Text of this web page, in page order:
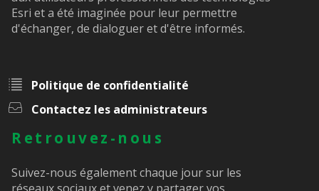
Esri et a été imaginée pour leur permettre
d'échanger, de dialoguer et d'être informés.
Politique de confidentialité
Contactez les administrateurs
Retrouvez-nous
Suivez-nous également chaque jour sur les